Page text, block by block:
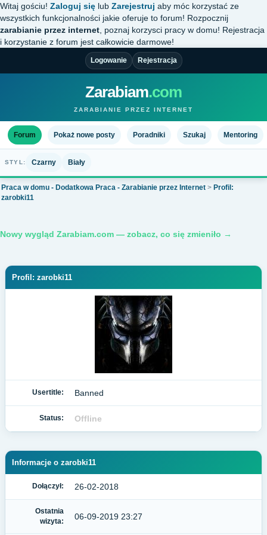
Witaj gościu! Zaloguj się lub Zarejestruj aby móc korzystać ze
wszystkich funkcjonalności jakie oferuje to forum! Rozpocznij
zarabianie przez internet , poznaj korzysci pracy w domu! Rejestracja
i korzystanie z forum jest całkowicie darmowe!
Logowanie Rejestracja
Zarabiam.com
ZARABIANIE PRZEZ INTERNET
Forum Pokaż nowe posty Poradniki Szukaj Mentoring
STYL: Czarny Biały
Praca w domu - Dodatkowa Praca - Zarabianie przez Internet > Profil:
zarobki11
Nowy wygląd Zarabiam.com — zobacz, co się zmieniło →
Profil: zarobki11
Usertitle: Banned
Status: Offline
Informacje o zarobki11
Dołączył: 26-02-2018
Ostatnia
wizyta:
06-09-2019 23:27